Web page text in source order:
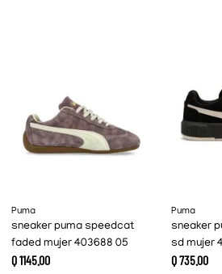
Puma
sneaker puma speedcat
faded mujer 403688 05
Q114500
Puma
sneaker
sd mujer
Q73500